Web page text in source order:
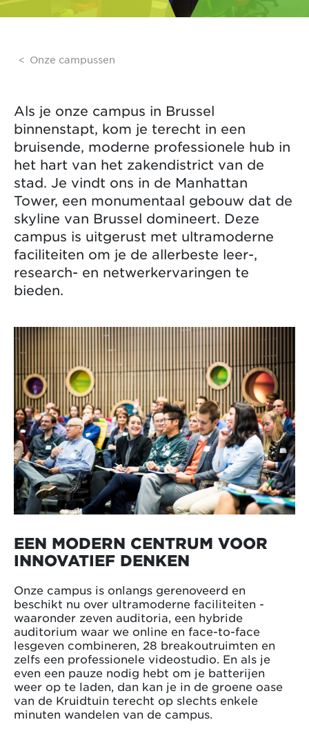
Onze campussen
Als je onze campus in Brussel
binnenstapt, kom je terecht in een
bruisende, moderne professionele hub in
het hart van het zakendistrict van de
stad. Je vindt ons in de Manhattan
Tower, een monumentaal gebouw dat de
skyline van Brussel domineert. Deze
campus is uitgerust met ultramoderne
faciliteiten om je de allerbeste leer-,
research- en netwerkervaringen te
bieden.
EEN MODERN CENTRUM VOOR
INNOVATIEF DENKEN
Onze campus is onlangs gerenoveerd en
beschikt nu over ultramoderne faciliteiten -
waaronder zeven auditoria, een hybride
auditorium waar we online en face-to-face
lesgeven combineren, 28 breakoutruimten en
zelfs een professionele videostudio. En als je
even een pauze nodig hebt om je batterijen
weer op te laden, dan kan je in de groene oase
van de Kruidtuin terecht op slechts enkele
minuten wandelen van de campus.